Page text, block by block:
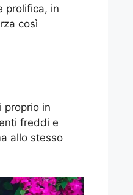
prolifica, in
così
proprio in
freddi e
allo stesso